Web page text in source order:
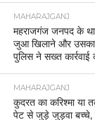
MAHARAJGANJ
महराजगंज जनपद के
जुआ खिलाने और
पुलिस ने सख्त कार्रवाई
MAHARAJGANJ
कुदरत का करिश्मा या
पेट से जुड़े जुड़वा